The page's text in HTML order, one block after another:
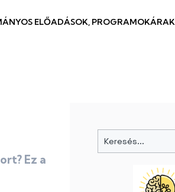
ELŐADÁSOK, PROGRAMOKÁRAK
Ez a